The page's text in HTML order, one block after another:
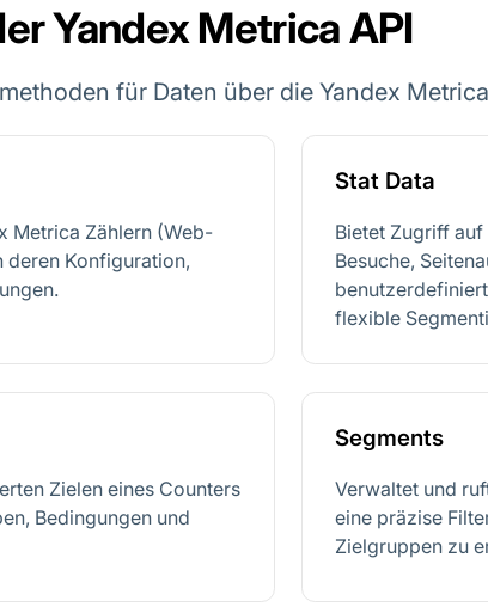
Yandex Metrica API
für Daten über die Yandex
Metrica Zählern (Web-
deren Konfiguration,
Stat Data
Bietet Zugriff
Besuche,
flexible
Zielen eines Counters
Bedingungen und
Segments
Verwaltet und
eine präzise
Zielgruppen zu